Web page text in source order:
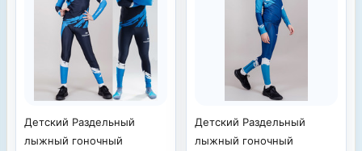
Детский Раздельный
лыжный гоночный
Детский Раздельный
лыжный гоночный